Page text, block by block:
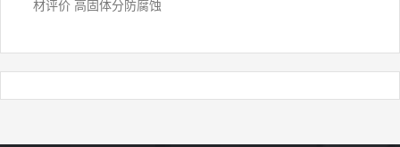
材评价 高固体分防腐蚀